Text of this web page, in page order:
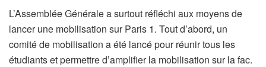
L’Assemblée Générale a surtout réfléchi aux moyens de
lancer une mobilisation sur Paris 1. Tout d’abord, un
comité de mobilisation a été lancé pour réunir tous les
étudiants et permettre d’amplifier la mobilisation sur la fac.